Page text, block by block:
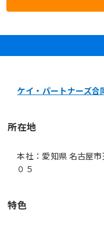
ケイ・パートナーズ合
所在地
本社：愛知県 名古屋
０５
特色